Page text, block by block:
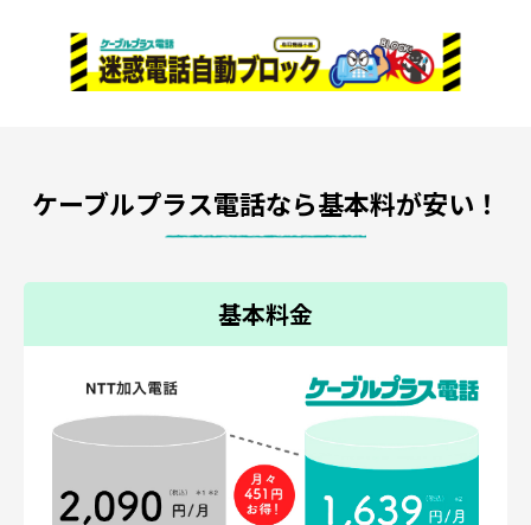
ケーブルプラス電話なら基本料が安い！
基本料金